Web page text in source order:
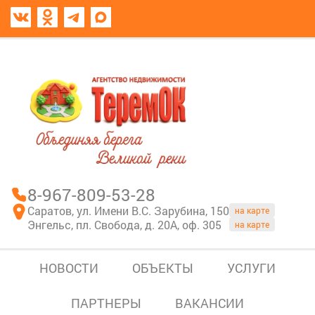
8-967-809-53-28
Саратов, ул. Имени В.С. Зарубина, 150 на карте
Энгельс, пл. Свобода, д. 20А, оф. 305 на карте
НОВОСТИ ОБЪЕКТЫ УСЛУГИ
ПАРТНЕРЫ ВАКАНСИИ